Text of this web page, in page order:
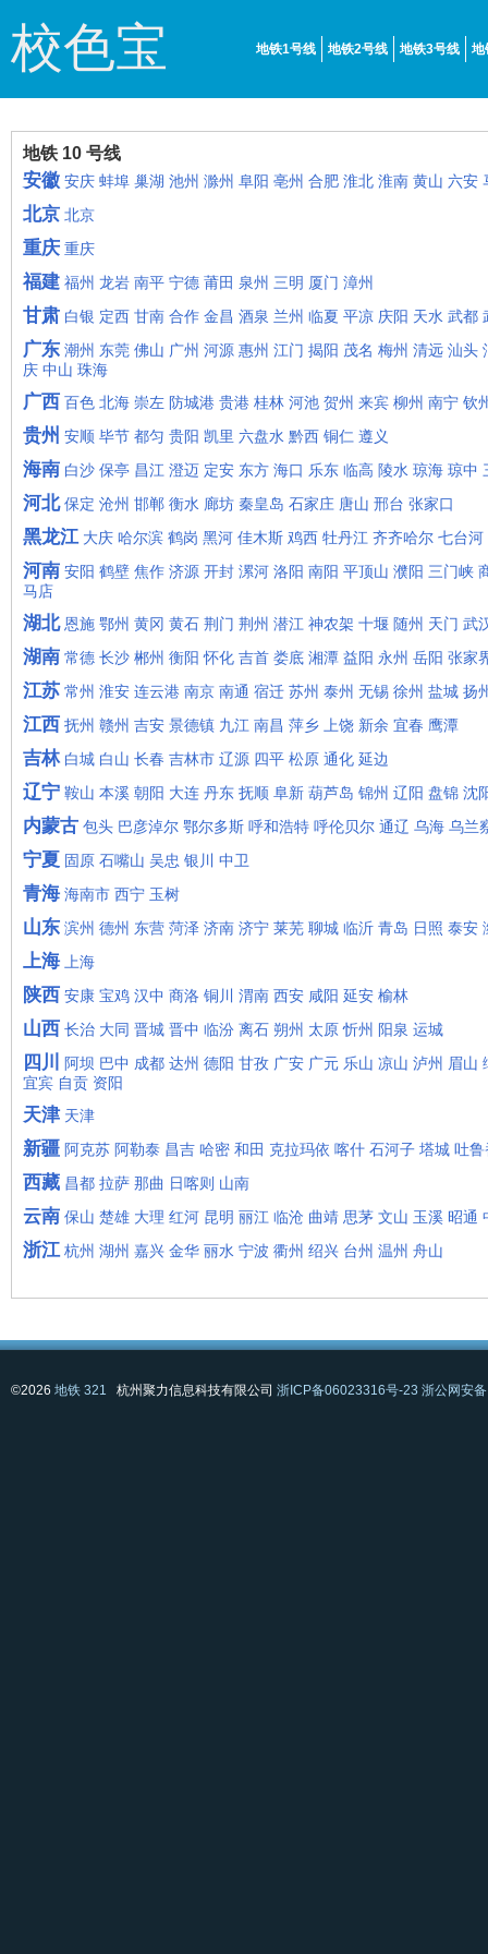
校色宝 地铁1号线 地铁2号线 地铁3号线 地
地铁 10 号线
安徽 安庆 蚌埠 巢湖 池州 滁州 阜阳 亳州 合肥 淮北 淮南 黄山 六安
北京 北京
重庆 重庆
福建 福州 龙岩 南平 宁德 莆田 泉州 三明 厦门 漳州
甘肃 白银 定西 甘南 合作 金昌 酒泉 兰州 临夏 平凉 庆阳 天水 武都
广东 潮州 东莞 佛山 广州 河源 惠州 江门 揭阳 茂名 梅州 清远 汕头
庆 中山 珠海
广西 百色 北海 崇左 防城港 贵港 桂林 河池 贺州 来宾 柳州 南宁 钦
贵州 安顺 毕节 都匀 贵阳 凯里 六盘水 黔西 铜仁 遵义
海南 白沙 保亭 昌江 澄迈 定安 东方 海口 乐东 临高 陵水 琼海 琼中
河北 保定 沧州 邯郸 衡水 廊坊 秦皇岛 石家庄 唐山 邢台 张家口
黑龙江 大庆 哈尔滨 鹤岗 黑河 佳木斯 鸡西 牡丹江 齐齐哈尔 七台河
河南 安阳 鹤壁 焦作 济源 开封 漯河 洛阳 南阳 平顶山 濮阳 三门峡
马店
湖北 恩施 鄂州 黄冈 黄石 荆门 荆州 潜江 神农架 十堰 随州 天门 武
湖南 常德 长沙 郴州 衡阳 怀化 吉首 娄底 湘潭 益阳 永州 岳阳 张家
江苏 常州 淮安 连云港 南京 南通 宿迁 苏州 泰州 无锡 徐州 盐城 扬
江西 抚州 赣州 吉安 景德镇 九江 南昌 萍乡 上饶 新余 宜春 鹰潭
吉林 白城 白山 长春 吉林市 辽源 四平 松原 通化 延边
辽宁 鞍山 本溪 朝阳 大连 丹东 抚顺 阜新 葫芦岛 锦州 辽阳 盘锦 沈
内蒙古 包头 巴彦淖尔 鄂尔多斯 呼和浩特 呼伦贝尔 通辽 乌海 乌兰
宁夏 固原 石嘴山 吴忠 银川 中卫
青海 海南市 西宁 玉树
山东 滨州 德州 东营 菏泽 济南 济宁 莱芜 聊城 临沂 青岛 日照 泰安
上海 上海
陕西 安康 宝鸡 汉中 商洛 铜川 渭南 西安 咸阳 延安 榆林
山西 长治 大同 晋城 晋中 临汾 离石 朔州 太原 忻州 阳泉 运城
四川 阿坝 巴中 成都 达州 德阳 甘孜 广安 广元 乐山 凉山 泸州 眉山
宜宾 自贡 资阳
天津 天津
新疆 阿克苏 阿勒泰 昌吉 哈密 和田 克拉玛依 喀什 石河子 塔城 吐鲁
西藏 昌都 拉萨 那曲 日喀则 山南
云南 保山 楚雄 大理 红河 昆明 丽江 临沧 曲靖 思茅 文山 玉溪 昭通
浙江 杭州 湖州 嘉兴 金华 丽水 宁波 衢州 绍兴 台州 温州 舟山
©2026 地铁 321 杭州聚力信息科技有限公司 浙ICP备06023316号-23 浙公网安